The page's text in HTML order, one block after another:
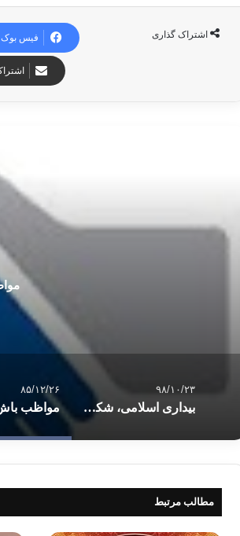
اشتراک گذاری فیس بوک
۹۸/۱۰/۲۳
بیداری اسلامی، شکلگیری، نتایج و دستاوردها از دیدگاه محمد قطب
۸۵/۱۲/۲۶
مطالب مرتبط